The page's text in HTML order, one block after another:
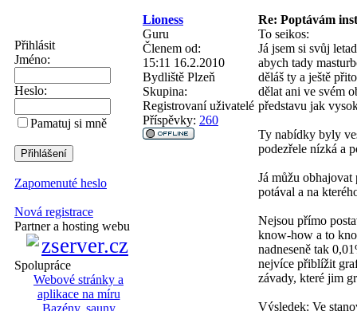
Přihlásit
Jméno:
Heslo:
Pamatuj si mně
Zapomenuté heslo
Nová registrace
Partner a hosting webu
Spolupráce
Webové stránky a
aplikace na míru
Bazény, sauny
Lioness
Re: Poptávám
Guru
Členem od:
15:11 16.2.2010
Bydliště Plzeň
Skupina:
Registrovaní uživatelé
Příspěvky: 260
To seikos:
Já jsem si svůj
abych tady
děláš ty a ještě
dělat ani ve svém
představu jak
Ty nabídky byly
podezřele nízká a
Já můžu
potával a na
Nejsou přímo
know-how a to
nadneseně tak
nejvíce přiblížit
závady, které jim
Výsledek: Ve